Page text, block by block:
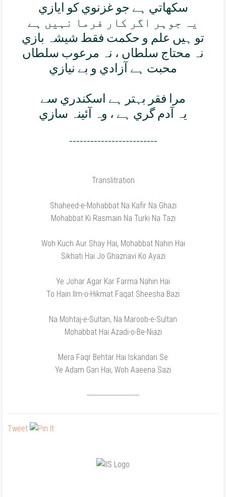
سکھاتي ہے جو غزنوي کو ايازي
يہ جوہر اگر کار فرما نہيں ہے
تو ہيں علم و حکمت فقط شيشہ بازي
نہ محتاج سلطاں ، نہ مرعوب سلطاں
محبت ہے آزادي و بے نيازي
مرا فقر بہتر ہے اسکندري سے
يہ آدم گري ہے ، وہ آئينہ سازي
-------------------------
Translitration
Shaheed-e-Mohabbat Na Kafir Na Ghazi
Mohabbat Ki Rasmain Na Turki Na Tazi
Woh Kuch Aur Shay Hai, Mohabbat Nahin Hai
Sikhati Hai Jo Ghaznavi Ko Ayazi
Ye Johar Agar Kar Farma Nahin Hai
To Hain Ilm-o-Hikmat Faqat Sheesha Bazi
Na Mohtaj-e-Sultan, Na Maroob-e-Sultan
Mohabbat Hai Azadi-o-Be-Niazi
Mera Faqr Behtar Hai Iskandari Se
Ye Adam Gari Hai, Woh Aaeena Sazi
--------------------------
Tweet